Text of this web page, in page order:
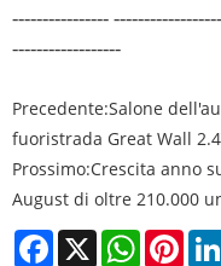
----------------
------------------
Precedente:Salone
fuoristrada Great Wall
Prossimo:Crescita anno
August di oltre 210.000
Facebook
X